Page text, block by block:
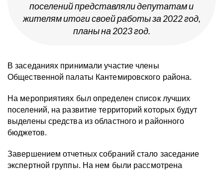
поселений представляли депутатам и
жителям итоги своей работы за 2022 год,
планы на 2023 год.
В заседаниях принимали участие члены
Общественной палаты Кантемировского района.
На мероприятиях был определен список лучших
поселений, на развитие территорий которых будут
выделены средства из областного и районного
бюджетов.
Завершением отчетных собраний стало заседание
экспертной группы. На нем были рассмотрена